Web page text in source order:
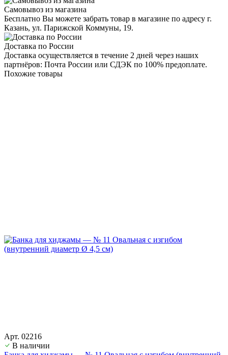
Самовывоз из магазина
Бесплатно Вы можете забрать товар в магазине по адресу г.
Казань, ул. Парижской Коммуны, 19.
Доставка по России
Доставка осуществляется в течение 2 дней через наших
партнёров: Почта России или СДЭК по 100% предоплате.
Похожие товары
Арт. 02216
В наличии